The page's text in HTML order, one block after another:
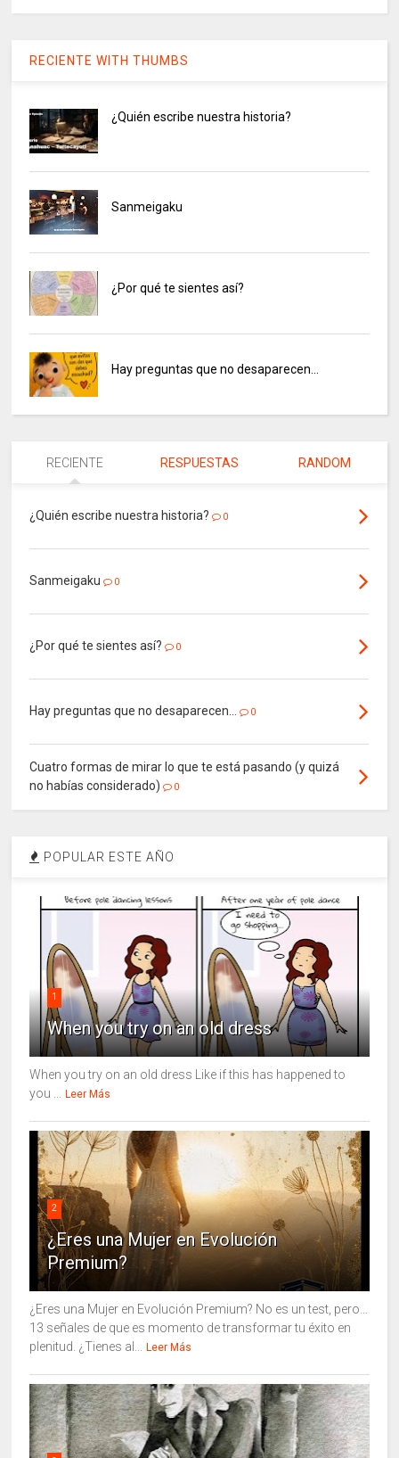
RECIENTE WITH THUMBS
¿Quién escribe nuestra historia?
Sanmeigaku
¿Por qué te sientes así?
Hay preguntas que no desaparecen…
RECIENTE RESPUESTAS RANDOM
¿Quién escribe nuestra historia? 0
Sanmeigaku 0
¿Por qué te sientes así? 0
Hay preguntas que no desaparecen… 0
Cuatro formas de mirar lo que te está pasando (y quizá
no habías considerado)
0
POPULAR ESTE AÑO
1
When you try on an old dress
When you try on an old dress Like if this has happened to
you ... Leer Más
2
¿Eres una Mujer en Evolución
Premium?
¿Eres una Mujer en Evolución Premium? No es un test, pero…
13 señales de que es momento de transformar tu éxito en
plenitud. ¿Tienes al... Leer Más